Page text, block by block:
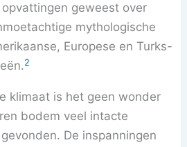
geweest over
mythologische
Europese en Turks-
2
klimaat is het geen wonder
bodem veel intacte
De inspanningen